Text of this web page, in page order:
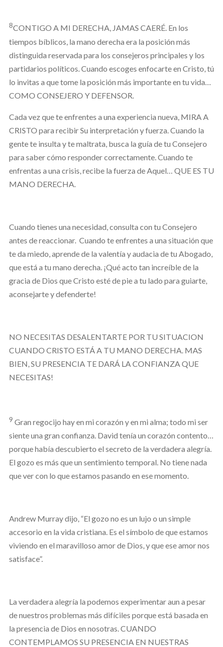
8CONTIGO A MI DERECHA, JAMAS CAERÉ. En los
tiempos bíblicos, la mano derecha era la posición más
distinguida reservada para los consejeros principales y los
partidarios políticos. Cuando escoges enfocarte en Cristo, tú
lo invitas a que tome la posición más importante en tu vida…
COMO CONSEJERO Y DEFENSOR.
Cada vez que te enfrentes a una experiencia nueva, MIRA A
CRISTO para recibir Su interpretación y fuerza. Cuando la
gente te insulta y te maltrata, busca la guía de tu Consejero
para saber cómo responder correctamente. Cuando te
enfrentas a una crisis, recibe la fuerza de Aquel… QUE ES TU
MANO DERECHA.
Cuando tienes una necesidad, consulta con tu Consejero
antes de reaccionar. Cuando te enfrentes a una situación que
te da miedo, aprende de la valentía y audacia de tu Abogado,
que está a tu mano derecha. ¡Qué acto tan increíble de la
gracia de Dios que Cristo esté de pie a tu lado para guiarte,
aconsejarte y defenderte!
NO NECESITAS DESALENTARTE POR TU SITUACION
CUANDO CRISTO ESTÁ A TU MANO DERECHA. MAS
BIEN, SU PRESENCIA TE DARÁ LA CONFIANZA QUE
NECESITAS!
9 Gran regocijo hay en mi corazón y en mi alma; todo mi ser
siente una gran confianza. David tenía un corazón contento…
porque había descubierto el secreto de la verdadera alegría.
El gozo es más que un sentimiento temporal. No tiene nada
que ver con lo que estamos pasando en ese momento.
Andrew Murray dijo, “El gozo no es un lujo o un simple
accesorio en la vida cristiana. Es el símbolo de que estamos
viviendo en el maravilloso amor de Dios, y que ese amor nos
satisface”.
La verdadera alegría la podemos experimentar aun a pesar
de nuestros problemas más difíciles porque está basada en
la presencia de Dios en nosotras. CUANDO
CONTEMPLAMOS SU PRESENCIA EN NUESTRAS